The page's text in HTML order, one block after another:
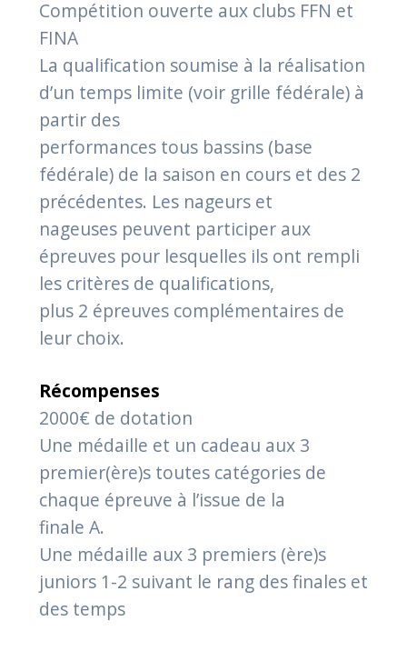
Compétition ouverte aux clubs FFN et
FINA
La qualification soumise à la réalisation
d’un temps limite (voir grille fédérale) à
partir des
performances tous bassins (base
fédérale) de la saison en cours et des 2
précédentes. Les nageurs et
nageuses peuvent participer aux
épreuves pour lesquelles ils ont rempli
les critères de qualifications,
plus 2 épreuves complémentaires de
leur choix.
Récompenses
2000€ de dotation
Une médaille et un cadeau aux 3
premier(ère)s toutes catégories de
chaque épreuve à l’issue de la
finale A.
Une médaille aux 3 premiers (ère)s
juniors 1-2 suivant le rang des finales et
des temps